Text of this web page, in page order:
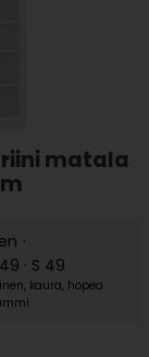
matala
·
· S 49
kaura, hopea